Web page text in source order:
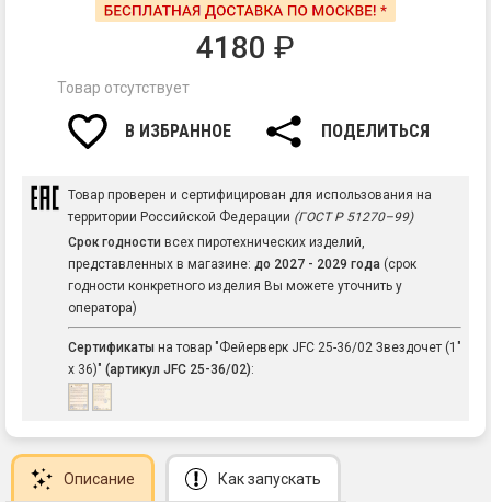
4180 ₽
Товар отсутствует
В ИЗБРАННОЕ ПОДЕЛИТЬСЯ
Товар проверен и сертифицирован для использования на
территории Российской Федерации (ГОСТ Р 51270–99)
Срок годности всех пиротехнических изделий,
представленных в магазине: до 2027 - 2029 года (срок
годности конкретного изделия Вы можете уточнить у
оператора)
Сертификаты на товар "Фейерверк JFC 25-36/02 Звездочет (1"
х 36)" (артикул JFC 25-36/02):
Описание Как запускать